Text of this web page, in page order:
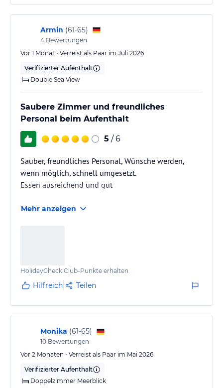
Armin (61-65)
4 Bewertungen
Vor 1 Monat • Verreist als Paar im Juli 2026
Verifizierter Aufenthalt
Double Sea View
Saubere Zimmer und freundliches
Personal beim Aufenthalt
5 / 6
Sauber, freundliches Personal, Wünsche werden,
wenn möglich, schnell umgesetzt.
Essen ausreichend und gut
Mehr anzeigen
HolidayCheck Club-Punkte erhalten
Hilfreich Teilen
Monika (61-65)
10 Bewertungen
Vor 2 Monaten • Verreist als Paar im Mai 2026
Verifizierter Aufenthalt
Doppelzimmer Meerblick